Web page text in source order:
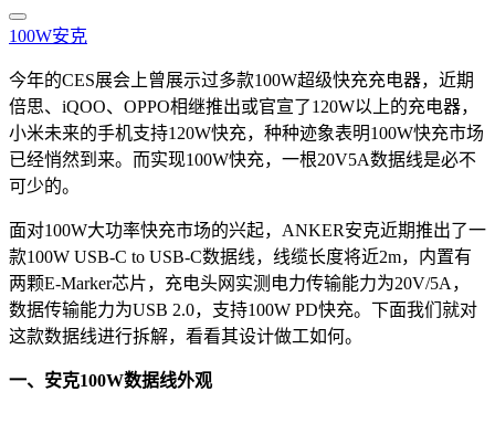
100W安克
今年的CES展会上曾展示过多款100W超级快充充电器，近期
倍思、iQOO、OPPO相继推出或官宣了120W以上的充电器，
小米未来的手机支持120W快充，种种迹象表明100W快充市场
已经悄然到来。而实现100W快充，一根20V5A数据线是必不
可少的。
面对100W大功率快充市场的兴起，ANKER安克近期推出了一
款100W USB-C to USB-C数据线，线缆长度将近2m，内置有
两颗E-Marker芯片，充电头网实测电力传输能力为20V/5A，
数据传输能力为USB 2.0，支持100W PD快充。下面我们就对
这款数据线进行拆解，看看其设计做工如何。
一、安克100W数据线外观